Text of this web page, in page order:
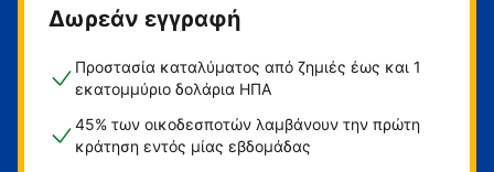
Δωρεάν εγγραφή
Προστασία καταλύματος από ζημιές έως και 1
εκατομμύριο δολάρια ΗΠΑ
45% των οικοδεσποτών λαμβάνουν την πρώτη
κράτηση εντός μίας εβδομάδας